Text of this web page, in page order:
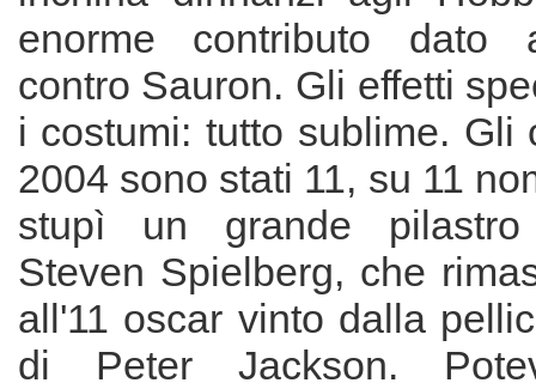
enorme contributo dato
contro Sauron. Gli effetti
i costumi: tutto sublime. Gli
2004 sono stati 11, su 11
stupì un grande
Steven Spielberg, che
all'11 oscar vinto dalla
di Peter Jackson.